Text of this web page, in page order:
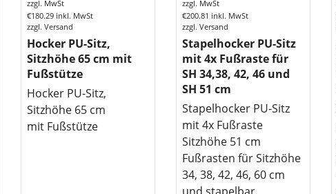
zzgl. MwSt
€180.29 inkl. MwSt
zzgl. Versand
Hocker PU-Sitz,
Sitzhöhe 65 cm mit
Fußstütze
Hocker PU-Sitz,
Sitzhöhe 65 cm
mit Fußstütze
zzgl. MwSt
€200.81 inkl. MwSt
zzgl. Versand
Stapelhocker PU-Sitz
mit 4x Fußraste für
SH 34,38, 42, 46 und
SH 51 cm
Stapelhocker PU-Sitz
mit 4x Fußraste
Sitzhöhe 51 cm
Fußrasten für Sitzhöhe
34, 38, 42, 46, 60 cm